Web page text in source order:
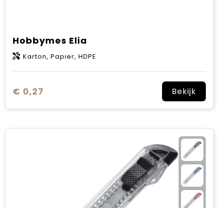
Hobbymes Elia
Karton, Papier, HDPE
€ 0,27 Bekijk